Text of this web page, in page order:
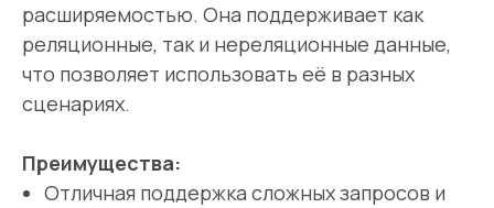
расширяемостью. Она поддерживает как
реляционные, так и нереляционные данные,
что позволяет использовать её в разных
сценариях.
Преимущества:
Отличная поддержка сложных запросов и